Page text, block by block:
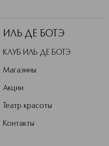
ИЛЬ ДЕ БОТЭ
КЛУБ ИЛЬ ДЕ БОТЭ
Магазины
Акции
Театр красоты
Контакты